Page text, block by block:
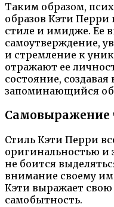
Таким образом,
образов Кэти Перри
стиле и имидже. Ее
самоутверждение,
и стремление к
отражают ее
состояние,
запоминающийся
Самовыражение
Стиль Кэти Перри
оригинальностью и
не боится
внимание своему
Кэти выражает
самобытность.